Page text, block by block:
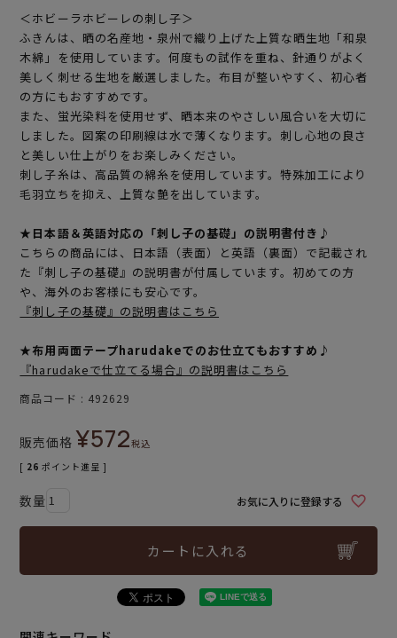
＜ホビーラホビーレの刺し子＞
ふきんは、晒の名産地・泉州で織り上げた上質な晒生地「和泉
木綿」を使用しています。何度もの試作を重ね、針通りがよく
美しく刺せる生地を厳選しました。布目が整いやすく、初心者
の方にもおすすめです。
また、蛍光染料を使用せず、晒本来のやさしい風合いを大切に
しました。図案の印刷線は水で薄くなります。刺し心地の良さ
と美しい仕上がりをお楽しみください。
刺し子糸は、高品質の綿糸を使用しています。特殊加工により
毛羽立ちを抑え、上質な艶を出しています。
★日本語＆英語対応の「刺し子の基礎」の説明書付き♪
こちらの商品には、日本語（表面）と英語（裏面）で記載され
た『刺し子の基礎』の説明書が付属しています。初めての方
や、海外のお客様にも安心です。
『刺し子の基礎』の説明書はこちら
★布用両面テープharudakeでのお仕立てもおすすめ♪
『harudakeで仕立てる場合』の説明書はこちら
商品コード 492629
販売価格 ¥572税込
[ 26 ポイント進呈 ]
お気に入りに登録する
カートに入れる